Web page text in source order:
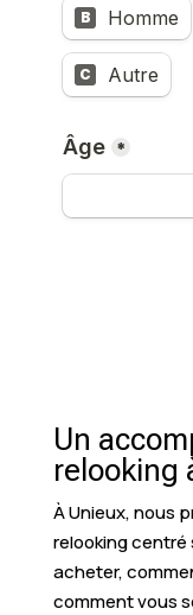
Un
relooking
À Unieux, nous
relooking centré
acheter,
comment vous